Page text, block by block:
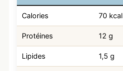
Calories 70 kcal
Protéines 12 g
Lipides 1,5 g